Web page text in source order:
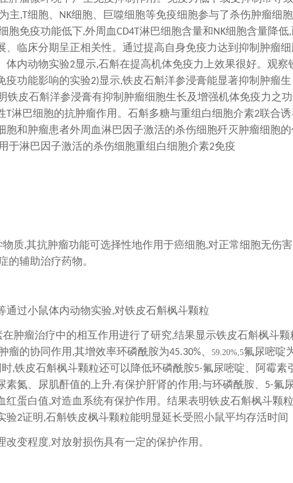
主,T细胞、 NK细胞、巨噬细胞等免疫细胞参与了杀伤肿瘤细胞
胞免疫功能低下,外周血CD4T淋巴细胞含量和NK细胞含量降低,
、临床分期呈正相关性。通过提高自身免疫力达到抑制肿瘤
体内动物实验2显示,石斛在提高机体免疫力上效果很好。观察
疫功能影响的实验2)显示,铁皮石斛洋参浸膏能显著抑制肿瘤生
铁皮石斛洋参浸膏有抑制肿瘤细胞生长及增强机体免疫力之功
T淋巴细胞的抗肿瘤作用。石斛多糖与重组白细胞介素2联合诱
和肿瘤患者外周血淋巴因子激活的杀伤细胞歼灭肿瘤细胞
于淋巴因子激活的杀伤细胞重组白细胞介素2免疫
物质,其抗肿瘤功能可选择性地作用于癌细胞,对正常细胞无伤害
的辅助治疗药物。
通过小鼠体内动物实验,对铁皮石斛枫斗颗粒
肿瘤治疗中的相互作用进行了研究,结果显示铁皮石斛枫斗颗
瘤的协同作用 ,其增效率环磷酰胺为45.30%、 59.20%,5氟尿嘧啶
时,铁皮石斛枫斗颗粒还可以降低环磷酰胺5-氟尿嘧啶、阿霉素引
素氮、尿肌酐值的上升,有保护肝肾的作用 ;与环磷酰胺、 5-氟
红蛋白值,对造血系统有保护作用。结果表明铁皮石斛枫斗颗粒
验2证明 ,石斛铁皮枫斗颗粒能明显延长受照小鼠平均存活时间
改变程度,对放射损伤具有一定的保护作用。